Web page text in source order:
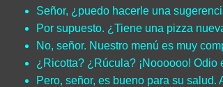
Señor, ¿puedo hacerle una
Por supuesto. ¿Tiene una pizza
No, señor. Nuestro menú es muy
¿Ricotta? ¿Rúcula? ¡Noooooo! Odio
Pero, señor, es bueno para su